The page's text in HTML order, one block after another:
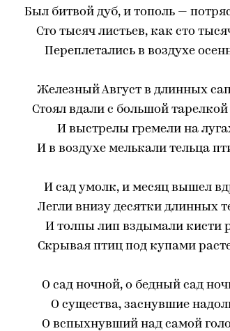
Был битвой дуб, и тополь —
Сто тысяч листьев, как сто
Переплетались в воздухе
Железный Август в длинных
Стоял вдали с большой
И выстрелы гремели на
И в воздухе мелькали тельца
И сад умолк, и месяц вышел
Легли внизу десятки длинных
И толпы лип вздымали кисти
Скрывая птиц под купами
О сад ночной, о бедный сад
О существа, заснувшие
О вспыхнувший над самой